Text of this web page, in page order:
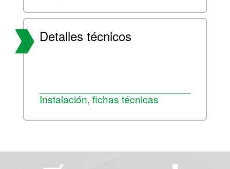
Detalles técnicos
Instalación, fichas técnicas